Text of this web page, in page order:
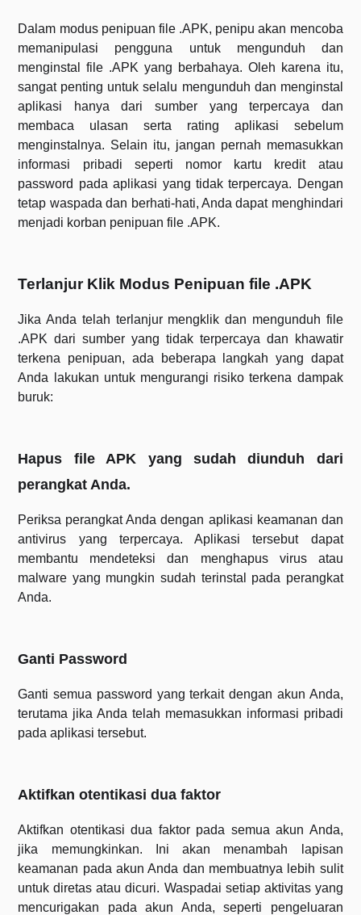
Dalam modus penipuan file .APK, penipu akan mencoba
memanipulasi pengguna untuk mengunduh dan
menginstal file .APK yang berbahaya. Oleh karena itu,
sangat penting untuk selalu mengunduh dan menginstal
aplikasi hanya dari sumber yang terpercaya dan
membaca ulasan serta rating aplikasi sebelum
menginstalnya. Selain itu, jangan pernah memasukkan
informasi pribadi seperti nomor kartu kredit atau
password pada aplikasi yang tidak terpercaya. Dengan
tetap waspada dan berhati-hati, Anda dapat menghindari
menjadi korban penipuan file .APK.
Terlanjur Klik Modus Penipuan file .APK
Jika Anda telah terlanjur mengklik dan mengunduh file
.APK dari sumber yang tidak terpercaya dan khawatir
terkena penipuan, ada beberapa langkah yang dapat
Anda lakukan untuk mengurangi risiko terkena dampak
buruk:
Hapus file APK yang sudah diunduh dari
perangkat Anda.
Periksa perangkat Anda dengan aplikasi keamanan dan
antivirus yang terpercaya. Aplikasi tersebut dapat
membantu mendeteksi dan menghapus virus atau
malware yang mungkin sudah terinstal pada perangkat
Anda.
Ganti Password
Ganti semua password yang terkait dengan akun Anda,
terutama jika Anda telah memasukkan informasi pribadi
pada aplikasi tersebut.
Aktifkan otentikasi dua faktor
Aktifkan otentikasi dua faktor pada semua akun Anda,
jika memungkinkan. Ini akan menambah lapisan
keamanan pada akun Anda dan membuatnya lebih sulit
untuk diretas atau dicuri. Waspadai setiap aktivitas yang
mencurigakan pada akun Anda, seperti pengeluaran